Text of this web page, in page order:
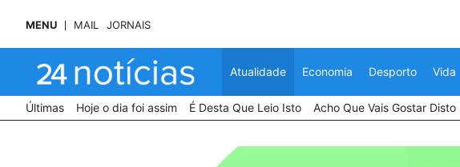
MENU MAIL JORNAIS
Atualidade Economia Desporto Vida
Últimas Hoje o dia foi assim É Desta Que Leio Isto Acho Que Vais Gostar Disto